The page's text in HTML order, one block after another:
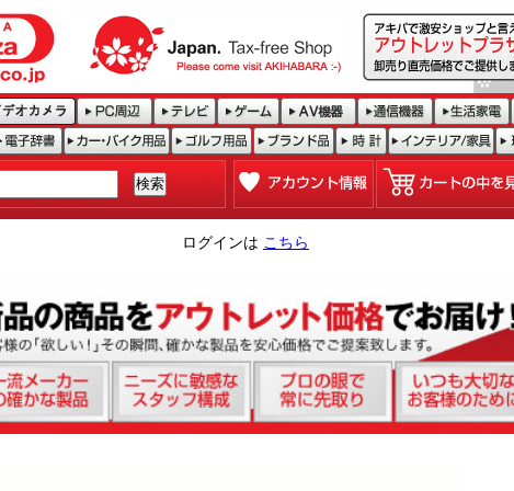
ログインは こちら